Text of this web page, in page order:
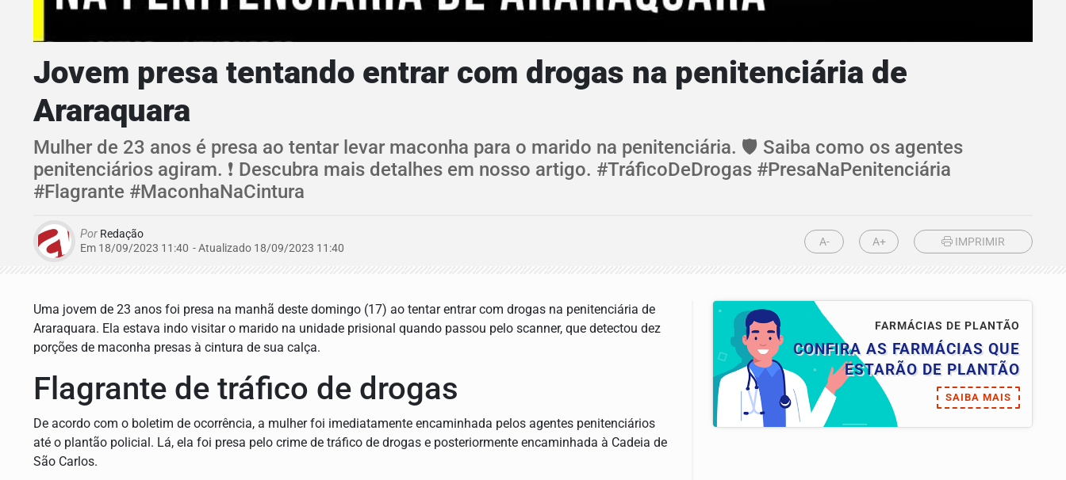
Jovem presa tentando entrar com drogas na penitenciária de
Araraquara
Mulher de 23 anos é presa ao tentar levar maconha para o marido na penitenciária. 🛡️ Saiba como os agentes
penitenciários agiram. ❗ Descubra mais detalhes em nosso artigo. #TráficoDeDrogas #PresaNaPenitenciária
#Flagrante #MaconhaNaCintura
Por Redação
Em 18/09/2023 11:40 - Atualizado 18/09/2023 11:40 A- A+ IMPRIMIR
Uma jovem de 23 anos foi presa na manhã deste domingo (17) ao tentar entrar com drogas na penitenciária de
Araraquara. Ela estava indo visitar o marido na unidade prisional quando passou pelo scanner, que detectou dez
porções de maconha presas à cintura de sua calça.
Flagrante de tráfico de drogas
De acordo com o boletim de ocorrência, a mulher foi imediatamente encaminhada pelos agentes penitenciários
até o plantão policial. Lá, ela foi presa pelo crime de tráfico de drogas e posteriormente encaminhada à Cadeia de
São Carlos.
FARMÁCIAS DE PLANTÃO
CONFIRA AS FARMÁCIAS QUE
ESTARÃO DE PLANTÃO
SAIBA MAIS